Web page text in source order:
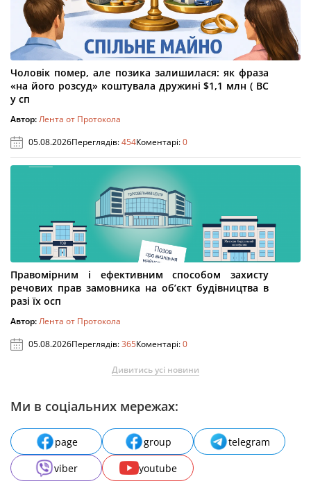
Чоловік помер, але позика залишилася: як фраза
«на його розсуд» коштувала дружині $1,1 млн ( ВС
у сп
Автор:Лента от Протокола
05.08.2026Переглядів:454Коментарі:0
Правомірним і ефективним способом захисту
речових прав замовника на об’єкт будівництва в
разі їх осп
Автор:Лента от Протокола
05.08.2026Переглядів:365Коментарі:0
Дивитись усі новини
Ми в соціальних мережах:
page group
telegram
viber
youtube